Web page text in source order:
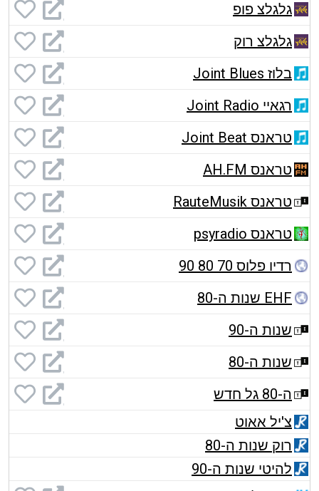
גלגלצ פופ
גלגלצ רוק
בלוז Joint Blues
רגאיי Joint Radio
טראנס Joint Beat
טראנס AH.FM
טראנס RauteMusik
טראנס psyradio
רדיו פלוס 70 80 90
EHF שנות ה-80
שנות ה-90
שנות ה-80
ה-80 גל חדש
צ'יל אאוט
רוק שנות ה-80
להיטי שנות ה-90